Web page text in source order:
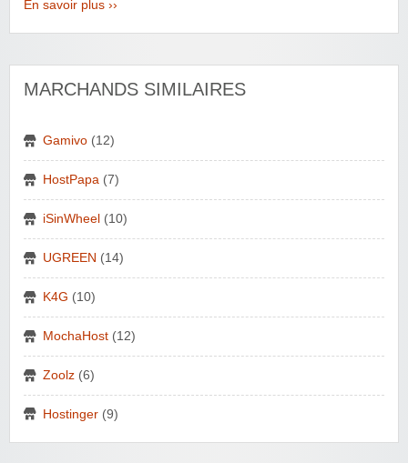
En savoir plus ››
MARCHANDS SIMILAIRES
Gamivo (12)
HostPapa (7)
iSinWheel (10)
UGREEN (14)
K4G (10)
MochaHost (12)
Zoolz (6)
Hostinger (9)